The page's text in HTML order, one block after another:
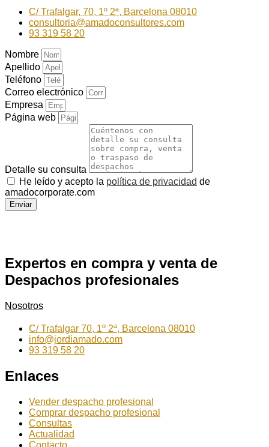
C/ Trafalgar, 70, 1º 2ª, Barcelona 08010
consultoria@amadoconsultores.com
93 319 58 20
Nombre
Apellido
Teléfono
Correo electrónico
Empresa
Página web
Detalle su consulta
He leído y acepto la política de privacidad de
amadocorporate.com
Enviar
Expertos en compra y venta de
Despachos profesionales
Nosotros
C/ Trafalgar 70, 1º 2ª, Barcelona 08010
info@jordiamado.com
93 319 58 20
Enlaces
Vender despacho profesional
Comprar despacho profesional
Consultas
Actualidad